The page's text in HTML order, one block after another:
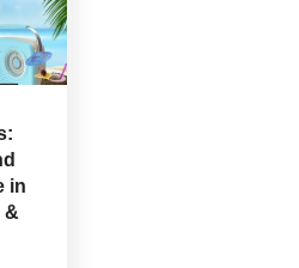
in
&